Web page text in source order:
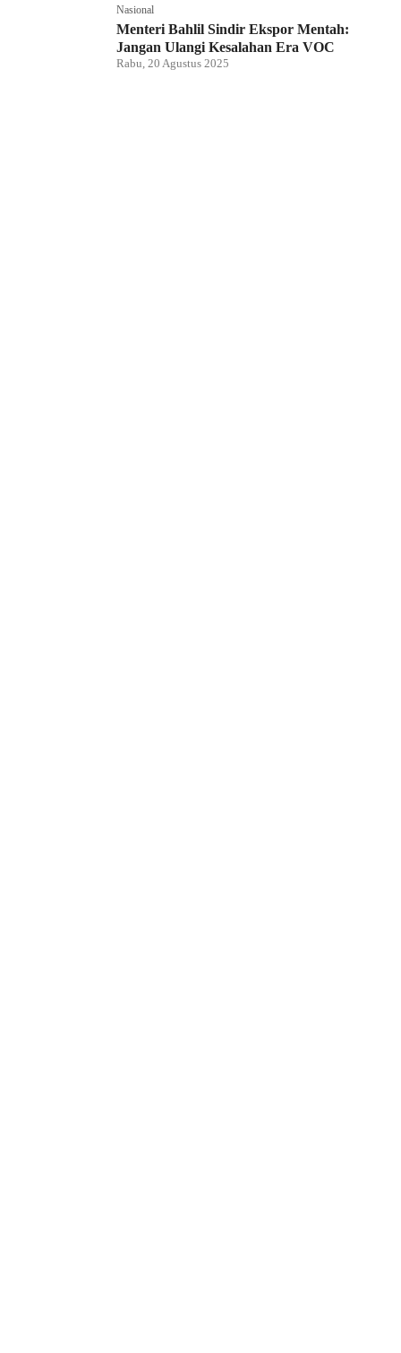
Nasional
Menteri Bahlil Sindir Ekspor Mentah:
Jangan Ulangi Kesalahan Era VOC
Rabu, 20 Agustus 2025